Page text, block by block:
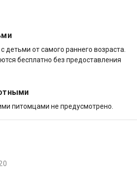
детьми от самого раннего возраста.
бесплатно без предоставления
питомцами не предусмотрено.